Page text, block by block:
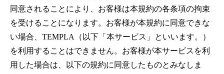
同意されることにより、お客様は本規約の各条項の拘束
を受けることになります。お客様が本規約に同意できな
い場合、TEMPLA（以下「本サービス」といいます。）
を利用することはできません。お客様が本サービスを利
用した場合は、以下の規約に同意したものとみなしま